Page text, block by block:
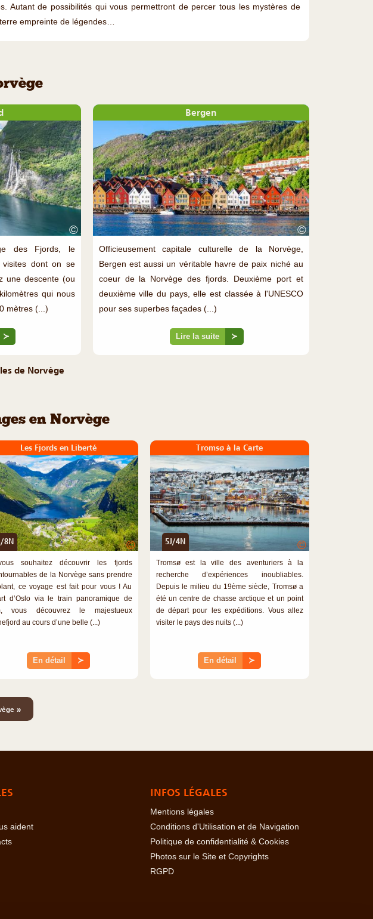
Autant de possibilités qui vous permettront de percer tous les mystères de
empreinte de légendes…
©
des Fjords, le
visites dont on se
une descente (ou
qui nous
mètres (...)
≻
Bergen
©
Officieusement capitale culturelle de la Norvège,
Bergen est aussi un véritable havre de paix niché au
coeur de la Norvège des fjords. Deuxième port et
deuxième ville du pays, elle est classée à l'UNESCO
pour ses superbes façades (...)
Lire la suite ≻
de Norvège
en Norvège
Les Fjords en Liberté
8N ©
souhaitez découvrir les fjords
de la Norvège sans prendre
ce voyage est fait pour vous ! Au
d’Oslo via le train panoramique de
vous découvrez le majestueux
au cours d’une belle (...)
En détail ≻
Tromsø à la Carte
5J/4N ©
Tromsø est la ville des aventuriers à la
recherche d’expériences inoubliables.
Depuis le milieu du 19ème siècle, Tromsø a
été un centre de chasse arctique et un point
de départ pour les expéditions. Vous allez
visiter le pays des nuits (...)
En détail ≻
»
aident
INFOS LÉGALES
Mentions légales
Conditions d'Utilisation et de Navigation
Politique de confidentialité & Cookies
Photos sur le Site et Copyrights
RGPD